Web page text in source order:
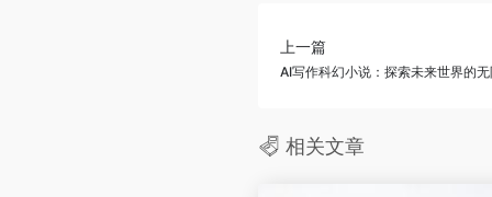
上一篇
AI写作科幻小说：探索未来世界的
相关文章